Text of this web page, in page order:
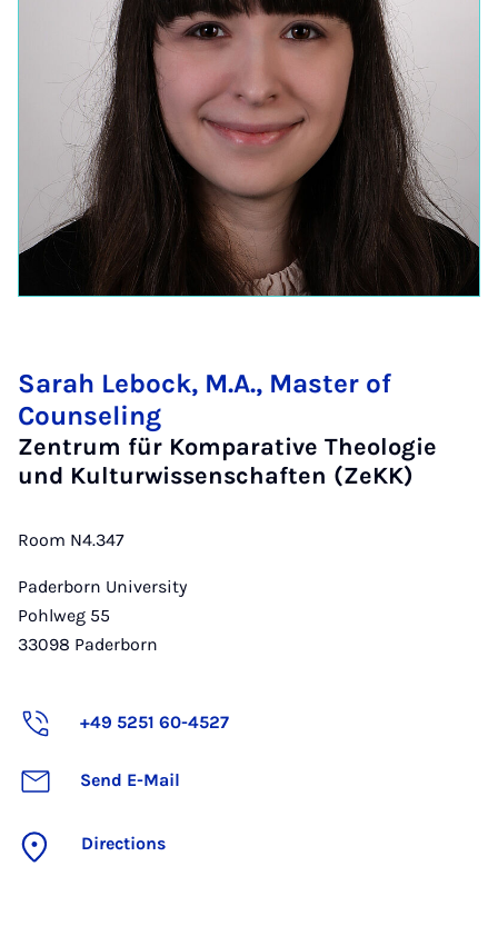
Sarah Lebock, M.A., Master of
Counseling
Zentrum für Komparative Theologie
und Kulturwissenschaften (ZeKK)
Room N4.347
Paderborn University
Pohlweg 55
33098 Paderborn
+49 5251 60-4527
Send E-Mail
Directions